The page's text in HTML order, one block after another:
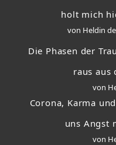
holt mich
von Heldin
Die Phasen der
raus aus
von
Corona, Karma
uns Angst
von